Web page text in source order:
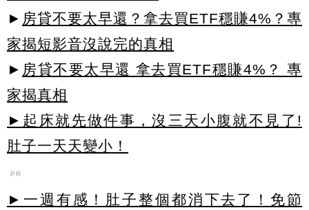
► 房貸不要太早還？拿去買ETF穩賺4%？專
家揭短影音沒說完的真相
► 房貸不要太早還 拿去買ETF穩賺4%？ 專
家揭真相
►起床就先做件事，沒三天小腹就不見了!
肚子一天天變小！
PR
►一週有感！肚子整個都消下去了！免節